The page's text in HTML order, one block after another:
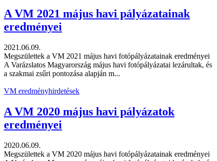
A VM 2021 május havi pályázatainak
eredményei
2021.06.09.
Megszülettek a VM 2021 május havi fotópályázatainak eredményei
A Varázslatos Magyarország május havi fotópályázatai lezárultak, és
a szakmai zsűri pontozása alapján m...
VM eredményhirdetések
A VM 2020 május havi pályázatok
eredményei
2020.06.09.
Megszülettek a VM 2020 május havi fotópályázatainak eredményei